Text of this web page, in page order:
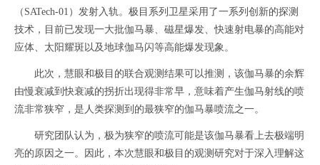
（SATech-01）发射入轨。极目系列卫星采用了一系列创新的探测
技术，目前已发现一大批伽马暴、磁星爆发、快速射电暴的高能对
应体、太阳耀斑以及地球伽马闪等高能爆发现象。
此次，慧眼和极目的联合观测结果可以推测，该伽马暴的余辉
由慢衰减到快衰减的拐折出现得非常早，意味着产生伽马射线的喷
流非常狭窄，是人类探测到的最狭窄的伽马暴喷流之一。
研究团队认为，极为狭窄的喷流可能是该伽马暴看上去极端明
亮的原因之一。因此，本次慧眼和极目的观测研究对于深入理解这